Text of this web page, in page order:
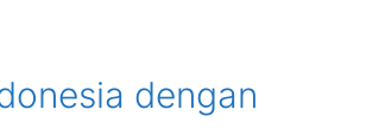
dengan